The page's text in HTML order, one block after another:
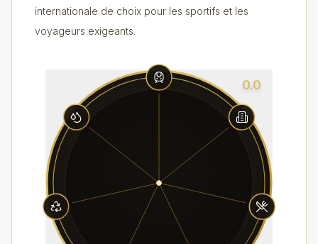
internationale de choix pour les sportifs et les
voyageurs exigeants.
0.0